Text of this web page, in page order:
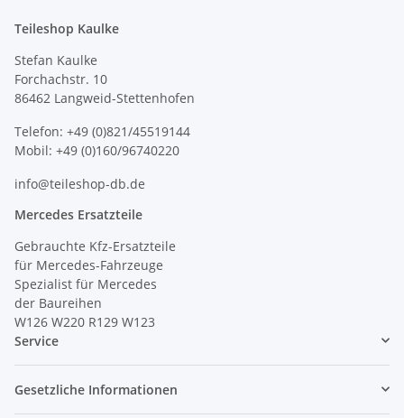
Teileshop Kaulke
Stefan Kaulke
Forchachstr. 10
86462 Langweid-Stettenhofen
Telefon: +49 (0)821/45519144
Mobil: +49 (0)160/96740220
info@teileshop-db.de
Mercedes Ersatzteile
Gebrauchte Kfz-Ersatzteile
für Mercedes-Fahrzeuge
Spezialist für Mercedes
der Baureihen
W126 W220 R129 W123
Service
Gesetzliche Informationen